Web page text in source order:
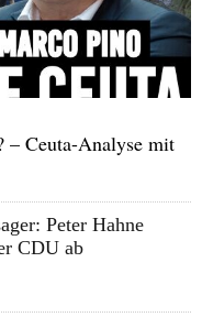
– Ceuta-Analyse mit
Peter Hahne
CDU ab